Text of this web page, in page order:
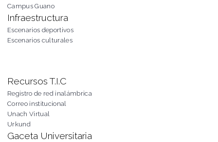
Campus Guano
Infraestructura
Escenarios deportivos
Escenarios culturales
Recursos T.I.C
Registro de red inalámbrica
Correo institucional
Unach Virtual
Urkund
Gaceta Universitaria